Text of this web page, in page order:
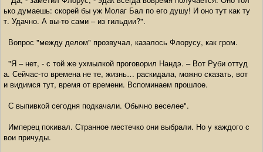
ько думаешь: скорей бы уж Молаг Бал по его душу! И оно тут как ту
т. Удачно. А вы-то сами – из гильдии?".
Вопрос "между делом" прозвучал, казалось Флорусу, как гром.
"Я – нет, - с той же ухмылкой проговорил Нандэ. – Вот Руби оттуд
а. Сейчас-то времена не те, жизнь… раскидала, можно сказать, вот
и видимся тут, время от времени. Вспоминаем прошлое.
С выпивкой сегодня подкачали. Обычно веселее".
Имперец покивал. Странное местечко они выбрали. Но у каждого с
вои причуды.